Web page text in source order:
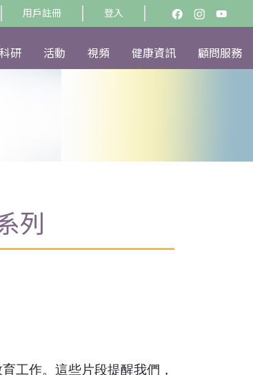
用戶註冊 登入
研 活動 視頻 健康資訊 顧問服務
列
工作。這些片段提醒我們，